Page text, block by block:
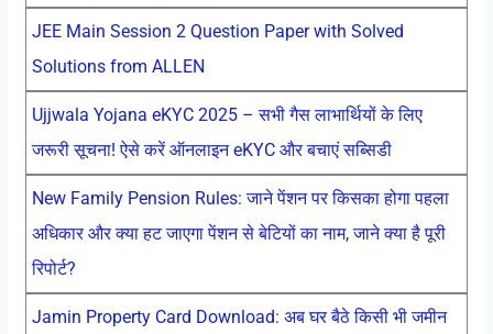
JEE Main Session 2 Question Paper with Solved
Solutions from ALLEN
Ujjwala Yojana eKYC 2025 – सभी गैस लाभार्थियों के लिए
जरूरी सूचना! ऐसे करें ऑनलाइन eKYC और बचाएं सब्सिडी
New Family Pension Rules: जाने पेंशन पर किसका होगा पहला
अधिकार और क्या हट जाएगा पेंशन से बेटियों का नाम, जाने क्या है पूरी
रिपोर्ट?
Jamin Property Card Download: अब घर बैठे किसी भी जमीन